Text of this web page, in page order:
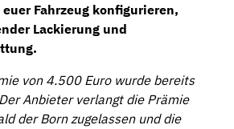
Fahrzeug konfigurieren,
Lackierung und
von 4.500 Euro wurde bereits
Anbieter verlangt die Prämie
der Born zugelassen und die